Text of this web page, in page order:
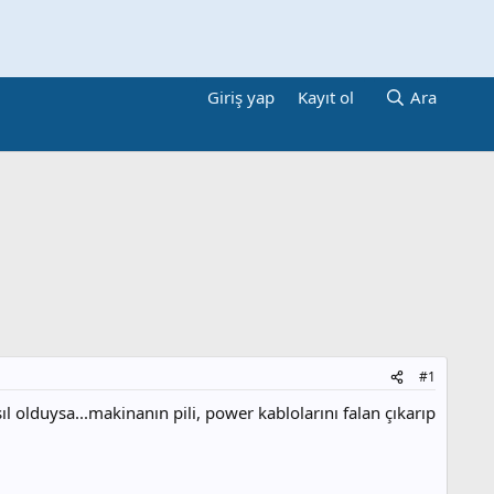
Giriş yap Kayıt ol Ara
#1
pili, power kablolarını falan çıkarıp